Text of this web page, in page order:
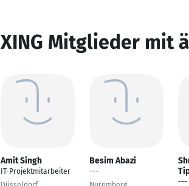
XING Mitglieder mit
Amit Singh
IT-Projektmitarbeiter
Besim Abazi
---
---